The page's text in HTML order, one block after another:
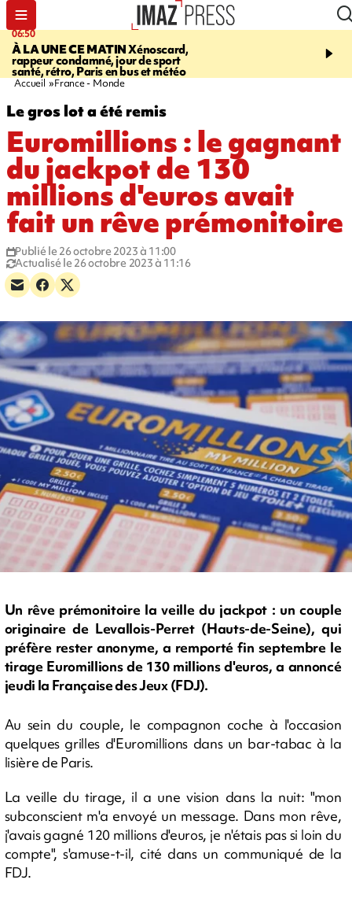
06:50
À LA UNE CE MATINXénoscard,
rappeur condamné, jour de sport
santé, rétro, Paris en bus et météo
08:53
Jour de
2026 - bouger,
Accueil France - Monde
Le gros lot a été remis
Euromillions : le gagnant
du jackpot de 130
millions d'euros avait
fait un rêve prémonitoire
Publié le 26 octobre 2023 à 11:00
Actualisé le 26 octobre 2023 à 11:16
Un rêve prémonitoire la veille du jackpot : un couple
originaire de Levallois-Perret (Hauts-de-Seine), qui
préfère rester anonyme, a remporté fin septembre le
tirage Euromillions de 130 millions d'euros, a annoncé
jeudi la Française des Jeux (FDJ).
Au sein du couple, le compagnon coche à l'occasion
quelques grilles d'Euromillions dans un bar-tabac à la
lisière de Paris.
La veille du tirage, il a une vision dans la nuit: "mon
subconscient m'a envoyé un message. Dans mon rêve,
j'avais gagné 120 millions d'euros, je n'étais pas si loin du
compte", s'amuse-t-il, cité dans un communiqué de la
FDJ.